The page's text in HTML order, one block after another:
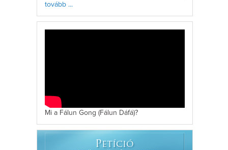
tovább ...
Mi a Fálun Gong (Fálun Dáfá)?
PETÍCIÓ